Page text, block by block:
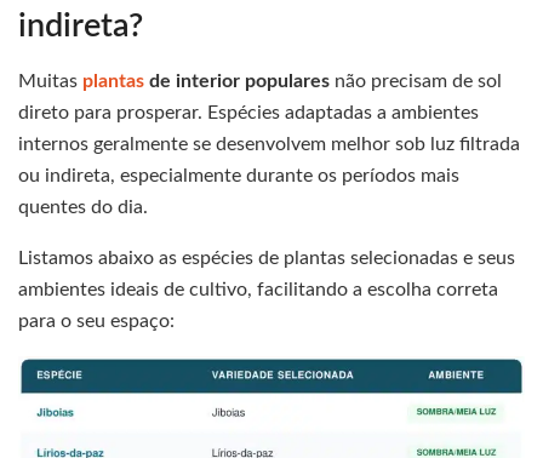
indireta?
Muitas plantas de interior populares não precisam de sol
direto para prosperar. Espécies adaptadas a ambientes
internos geralmente se desenvolvem melhor sob luz filtrada
ou indireta, especialmente durante os períodos mais
quentes do dia.
Listamos abaixo as espécies de plantas selecionadas e seus
ambientes ideais de cultivo, facilitando a escolha correta
para o seu espaço: